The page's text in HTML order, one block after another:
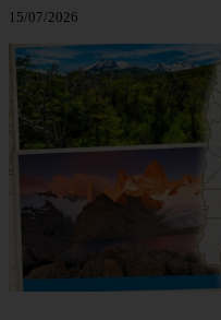
15/07/2026